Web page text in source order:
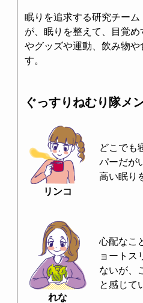
眠りを追求する研究チーム
が、眠りを整えて、目覚
やグッズや運動、飲み物や
す。
ぐっすりねむり隊メ
リンコ
どこでも
パーだが
高い眠り
れな
心配なこ
ョートス
ないが、
と感じて